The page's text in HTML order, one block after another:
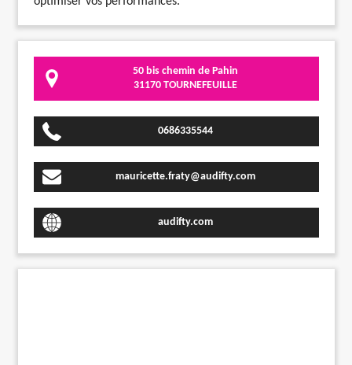
50 bis chemin de Pahin
31170 TOURNEFEUILLE
0686335544
mauricette.fraty@audifty.com
audifty.com